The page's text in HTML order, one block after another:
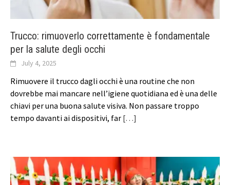
Trucco: rimuoverlo correttamente è fondamentale
per la salute degli occhi
July 4, 2025
Rimuovere il trucco dagli occhi è una routine che non
dovrebbe mai mancare nell’igiene quotidiana ed è una delle
chiavi per una buona salute visiva. Non passare troppo
tempo davanti ai dispositivi, far […]